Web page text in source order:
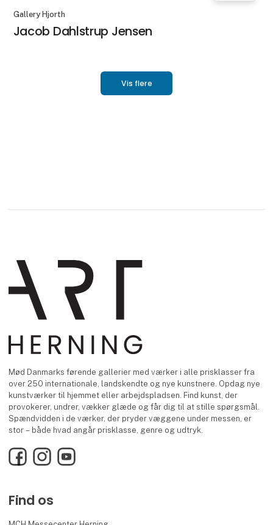
Gallery Hjorth
Jacob Dahlstrup Jensen
Vis flere
Mød Danmarks førende gallerier med værker i alle prisklasser fra
over 250 internationale, landskendte og nye kunstnere. Opdag nye
kunstværker til hjemmet eller arbejdspladsen. Find kunst, der
provokerer, undrer, vækker glæde og får dig til at stille spørgsmål.
Spændvidden i de værker, der pryder væggene under messen, er
stor – både hvad angår prisklasse, genre og udtryk.
FacebookInstagramYouTube
Find os